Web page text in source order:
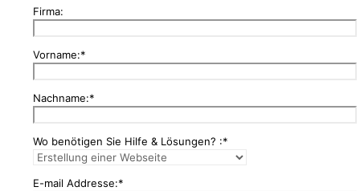
Firma:
Vorname:*
Nachname:*
Wo benötigen Sie Hilfe & Lösungen? :*
E-mail Addresse:*